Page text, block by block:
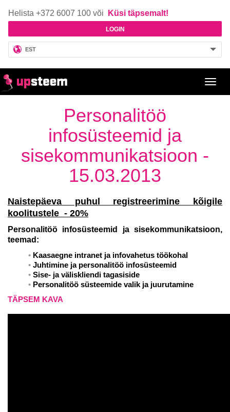
Helista +372 6007 100 või Küsi täpsemalt!
LOGIN
EST
Personalitöö
infosüsteemid ja
sisekommunikatsioon -
15.03.2013
Naistepäeva puhul registreerimine kõigile
koolitustele - 20%
Personalitöö infosüsteemid ja sisekommunikatsioon,
teemad:
Kaasaegne intranet ja infovahetus töökohal
Juhtimine ja personalitöö infosüsteemid
Sise- ja väliskliendi tagasiside
Personalitöö süsteemide valik ja juurutamine
TÄPSEM KAVA